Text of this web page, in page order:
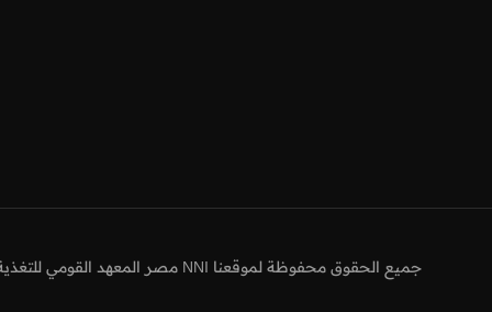
جميع الحقوق محفوظة لموقعنا NNI مصر المعهد القومي للتغذية